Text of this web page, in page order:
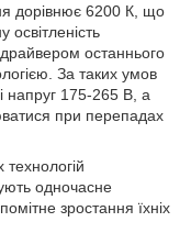
дорівнює 6200 К, що
освітленість
останнього
За таких умов
напруг 175-265 В, а
при перепадах
одночасне
зростання їхніх